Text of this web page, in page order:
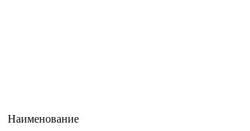
Наименование